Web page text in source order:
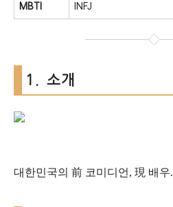
MBTI INFJ
1. 소개
대한민국의 前 코미디언, 現 배우.